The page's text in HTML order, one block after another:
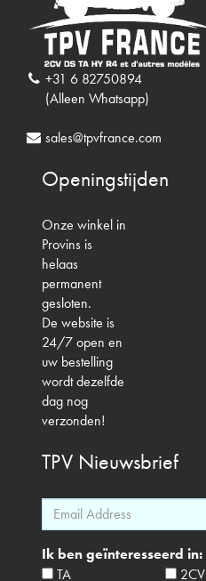
+31 6 82750894
(Alleen Whatsapp)
sales@tpvfrance.com
Openingstijden
Onze winkel in
Provins is
helaas
permanent
gesloten.
De website is
24/7 open en
uw bestelling
wordt dezelfde
dag nog
verzonden!
TPV Nieuwsbrief
Ik ben geïnteresseerd in:
TA
2CV